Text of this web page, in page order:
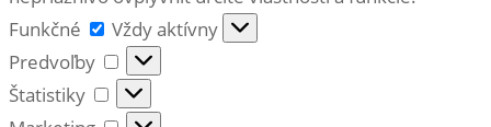
Funkčné
Funkčné
Vždy aktívny
Predvoľby
Predvoľby
Štatistiky
Štatistiky